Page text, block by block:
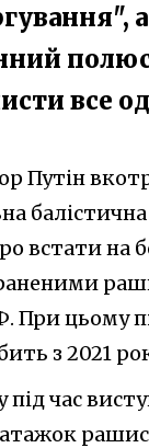
все
Путін
встати на
цьому
з 2021
час